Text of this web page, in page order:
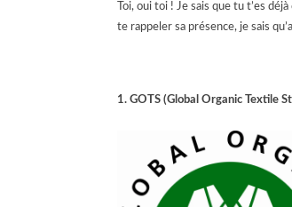
Toi, oui toi ! Je sais que tu t’es
te rappeler sa présence, je sais
1. GOTS (Global Organic Textile